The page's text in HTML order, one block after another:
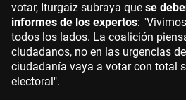
votar, Iturgaiz subraya que se
informes de los expertos:
todos los lados. La coalición
ciudadanos, no en las urgencias
ciudadanía vaya a votar con total
electoral".